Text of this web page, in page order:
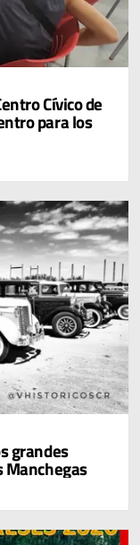
Cívico de
para los
grandes
Manchegas